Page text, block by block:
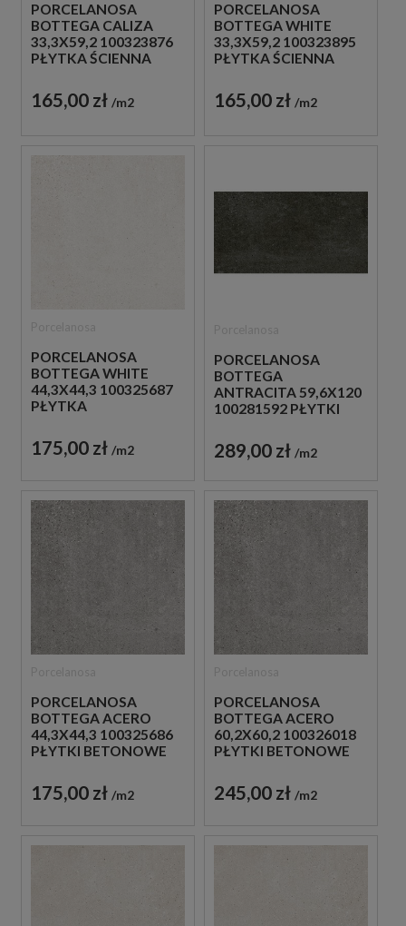
PORCELANOSA
BOTTEGA CALIZA
33,3X59,2 100323876
PŁYTKA ŚCIENNA
165,00 zł m2
PORCELANOSA
BOTTEGA WHITE
33,3X59,2 100323895
PŁYTKA ŚCIENNA
165,00 zł m2
PORCELANOSA
BOTTEGA WHITE
44,3X44,3 100325687
PŁYTKA
175,00 zł m2
PORCELANOSA
BOTTEGA
ANTRACITA 59,6X120
100281592 PŁYTKI
GRESOWE
289,00 zł m2
PORCELANOSA
BOTTEGA ACERO
44,3X44,3 100325686
PŁYTKI BETONOWE
175,00 zł m2
PORCELANOSA
BOTTEGA ACERO
60,2X60,2 100326018
PŁYTKI BETONOWE
245,00 zł m2